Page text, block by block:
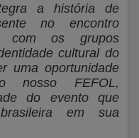
a história de
no encontro
com os grupos
cultural do
uma oportunidade
nosso FEFOL,
do evento que
em sua